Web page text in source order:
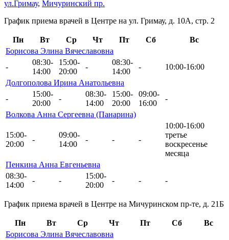
ул.Гримау, Мичуринский пр.
График приема врачей в Центре на ул. Гримау, д. 10А, стр. 2
Пн Вт Ср Чт Пт Сб
Вс
Борисова Элина Вячеславовна
-
08:30-
14:00
15:00-
20:00
-
08:30-
14:00
-
10:00-16:00
Долгополова Ирина Анатольевна
-
15:00-
20:00
-
08:30-
14:00
15:00-
20:00
09:00-
16:00
-
Волкова Анна Сергеевна (Панарина)
15:00-
20:00
-
09:00-
14:00
- - -
10:00-16:00
третье
воскресенье
месяца
Пенкина Анна Евгеньевна
08:30-
14:00
- -
15:00-
20:00
- - -
График приема врачей в Центре на Мичуринском пр-те, д. 21Б
Пн Вт Ср Чт Пт Сб
Вс
Борисова Элина Вячеславовна